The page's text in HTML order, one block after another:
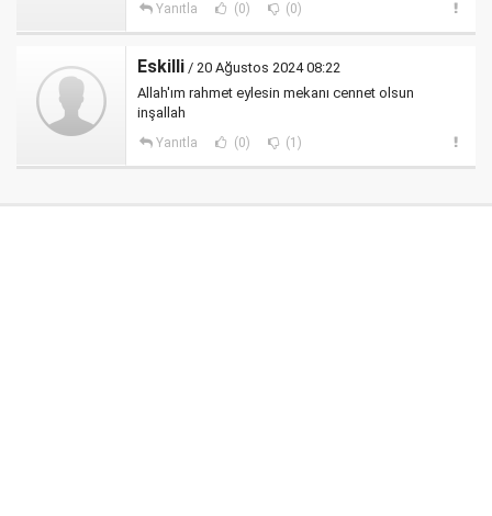
Yanıtla (0) (0)
Eskilli / 20 Ağustos 2024 08:22
Allah'ım rahmet eylesin mekanı cennet olsun
inşallah
Yanıtla (0) (1)